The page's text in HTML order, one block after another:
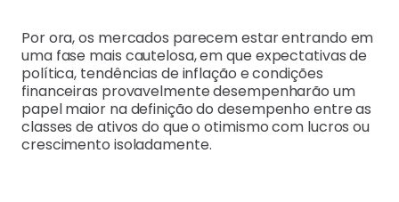
Por ora, os mercados parecem estar entrando em
uma fase mais cautelosa, em que expectativas de
política, tendências de inflação e condições
financeiras provavelmente desempenharão um
papel maior na definição do desempenho entre as
classes de ativos do que o otimismo com lucros ou
crescimento isoladamente.